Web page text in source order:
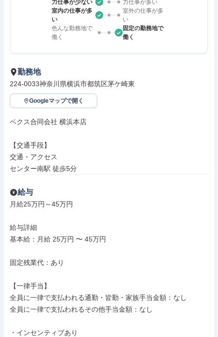
力仕事が少ない
力仕事が多い
室内の仕事が多
い
室外の仕事が多
い
色んな勤務地で
働く
固定の勤務地で
働く
勤務地
224-0033神奈川県横浜市都筑区茅ケ崎東
Googleマップで開く
ベクス合同会社 横浜本店
【交通手段】
交通・アクセス
センター南駅 徒歩5分
給与
月給25万円～45万円
給与詳細
基本給：月給 25万円 〜 45万円
固定残業代：あり
【一律手当】
全員に一律で支払われる通勤・皆勤・家族手当金額：なし
全員に一律で支払われるその他手当金額：なし
・インセンティブあり